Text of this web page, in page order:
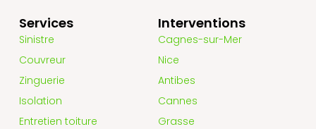
Services
Sinistre
Couvreur
Zinguerie
Isolation
Entretien toiture
Interventions
Cagnes-sur-Mer
Nice
Antibes
Cannes
Grasse